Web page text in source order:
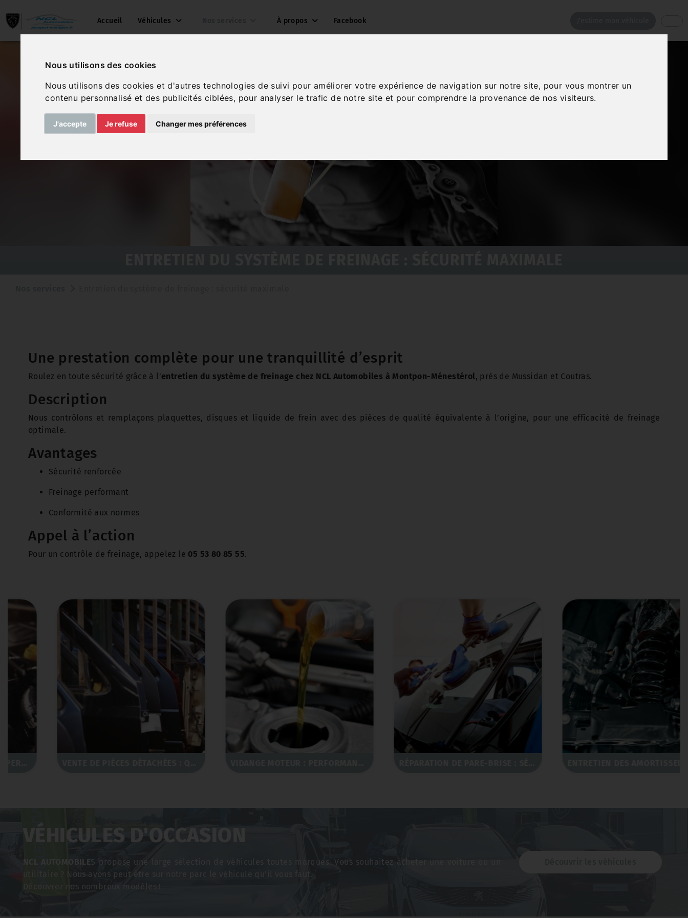
Nous utilisons des cookies
Nous utilisons des cookies et d'autres technologies de suivi pour améliorer votre expérience de navigation sur notre site, pour vous montrer un
contenu personnalisé et des publicités ciblées, pour analyser le trafic de notre site et pour comprendre la provenance de nos visiteurs.
J'accepte Je refuse Changer mes préférences
Accueil Véhicules À propos Facebook
Une prestation complète pour une tranquillité d’esprit
Roulez en toute sécurité grâce à l’entretien du système de freinage chez NCL Automobiles à Montpon-Ménestérol, près de Mussidan et Coutras.
Description
Nous contrôlons et remplaçons plaquettes, disques et liquide de frein avec des pièces de qualité équivalente à l’origine, pour une efficacité de freinage
optimale.
Avantages
Sécurité renforcée
Freinage performant
Conformité aux normes
Appel à l’action
Pour un contrôle de freinage, appelez le 05 53 80 85 55.
VÉHICULES D'OCCASION
NCL AUTOMOBILES propose une large sélection de véhicules toutes marques. Vous souhaitez acheter une voiture ou un
utilitaire ? Nous avons peut être sur notre parc le véhicule qu'il vous faut.
Découvrez nos nombreux modèles !